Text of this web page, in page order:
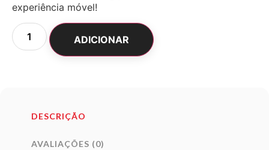
experiência móvel!
ADICIONAR
DESCRIÇÃO
AVALIAÇÕES (0)